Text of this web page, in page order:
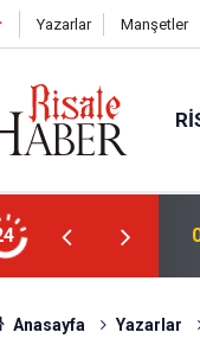
Yazarlar Manşetler
insanın ruhunu
Anasayfa Yazarlar